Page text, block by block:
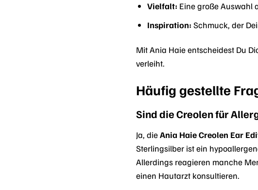
Vielfalt: Eine große Auswahl
Inspiration: Schmuck, der
Mit Ania Haie entscheidest Du
verleiht.
Häufig gestellte
Sind die Creolen für
Ja, dieAnia Haie Creolen Ear
Sterlingsilber ist ein
Allerdings reagieren manche
einen Hautarzt konsultieren.